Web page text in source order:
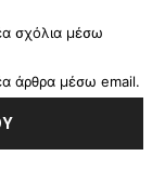
σχόλια μέσω
άρθρα μέσω email.